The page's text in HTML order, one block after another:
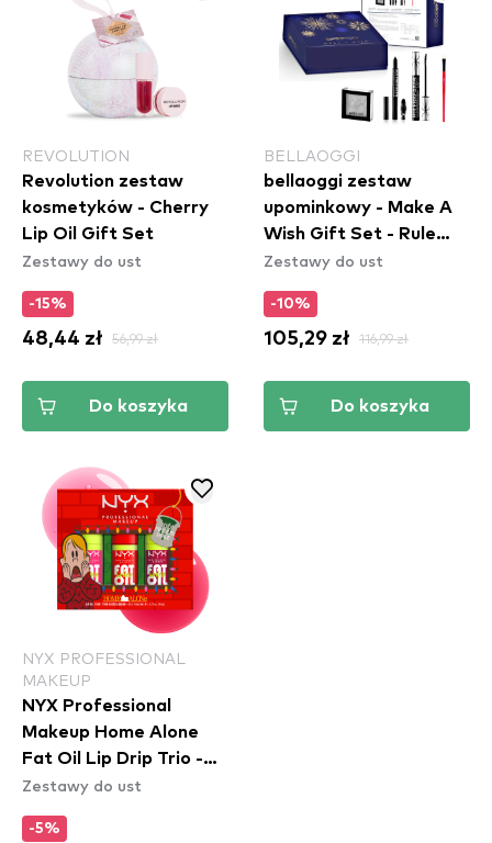
REVOLUTION
Revolution zestaw
kosmetyków - Cherry
Lip Oil Gift Set
Zestawy do ust
-15%
48,44 zł 56,99 zł
Do koszyka
BELLAOGGI
bellaoggi zestaw
upominkowy - Make A
Wish Gift Set - Rule
Breaker Look
Zestawy do ust
-10%
105,29 zł 116,99 zł
Do koszyka
NYX PROFESSIONAL
MAKEUP
NYX Professional
Makeup Home Alone
Fat Oil Lip Drip Trio -
03
Zestawy do ust
-5%